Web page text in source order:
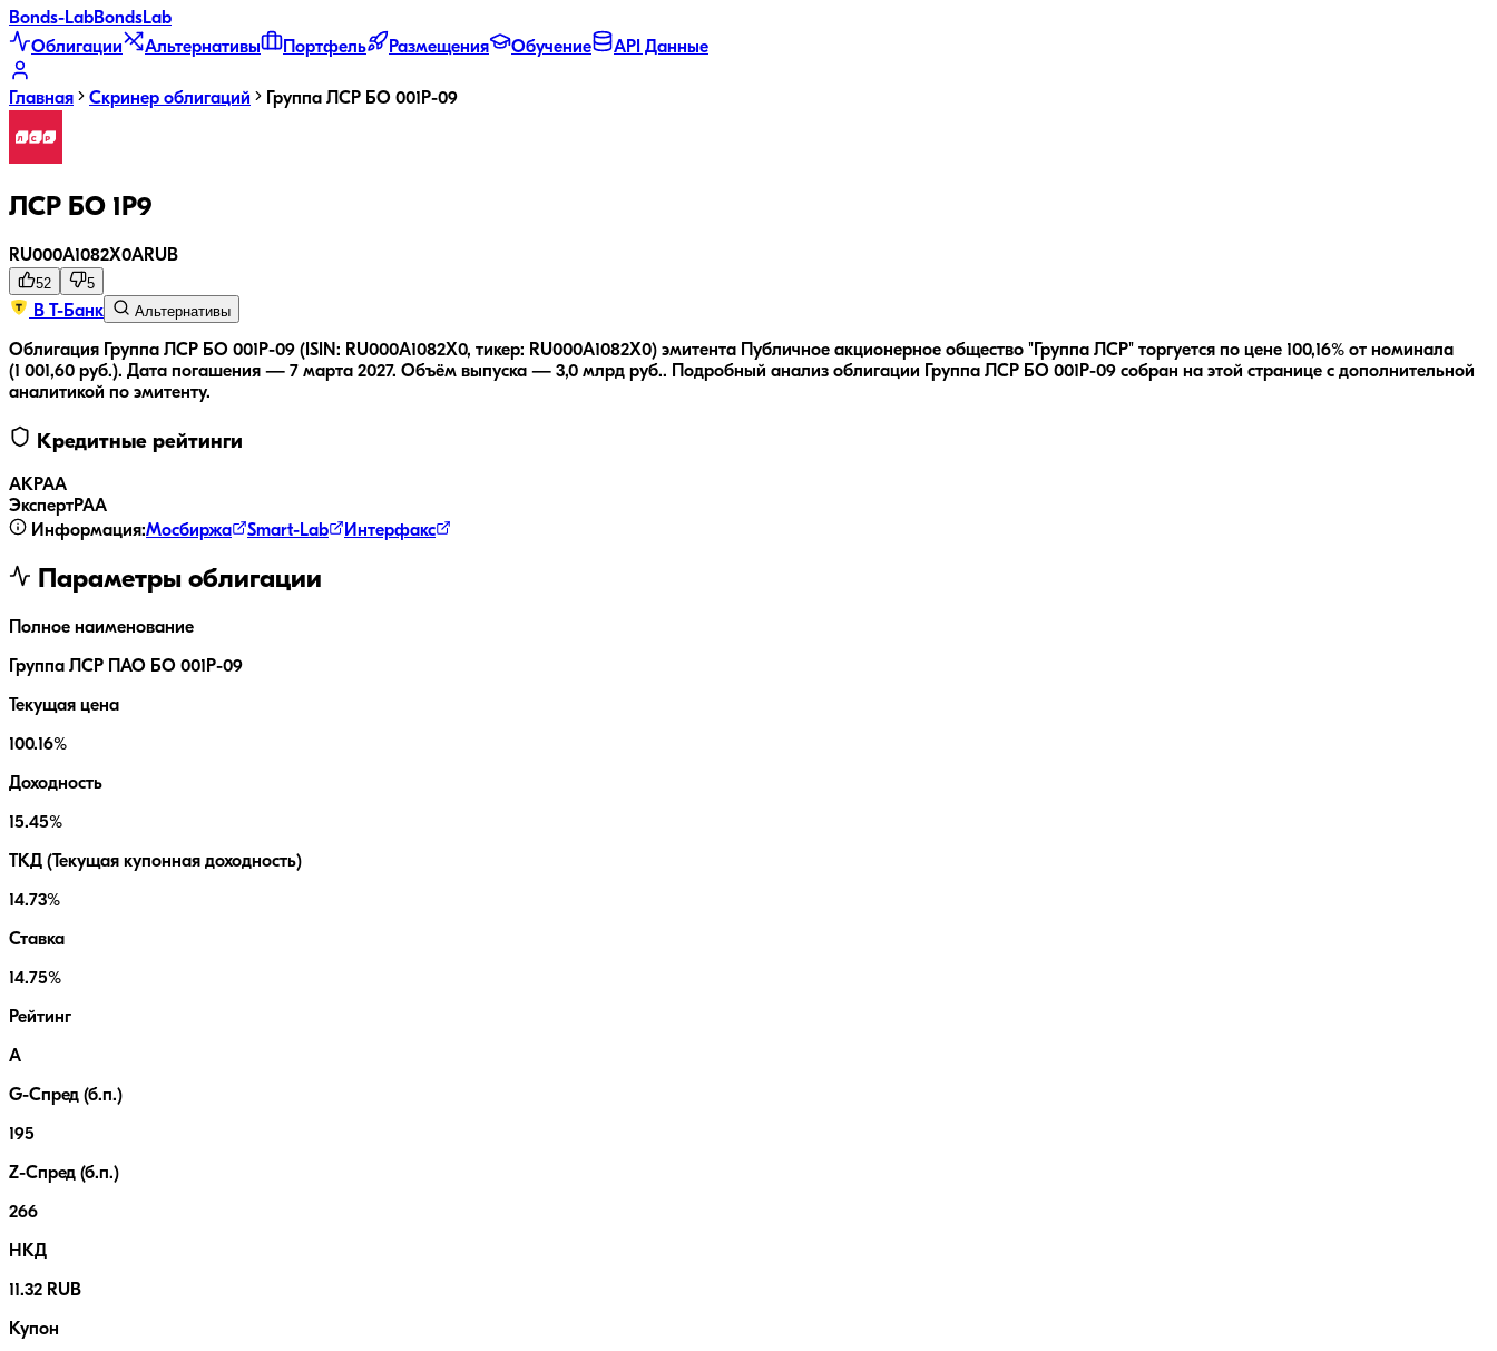
Bonds-LabBondsLab
Облигации
Альтернативы Портфель Размещения Обучение API Данные
Главная Скринер облигаций Группа ЛСР БО 001Р-09
ЛСР БО 1Р9
RU000A1082X0ARUB
52 5
В Т-Банк Альтернативы
Облигация Группа ЛСР БО 001Р-09 (ISIN: RU000A1082X0, тикер: RU000A1082X0) эмитента Публичное акционерное общество "Группа ЛСР" торгуется по цене 100,16% от номинала
(1 001,60 руб.). Дата погашения — 7 марта 2027. Объём выпуска — 3,0 млрд руб.. Подробный анализ облигации Группа ЛСР БО 001Р-09 собран на этой странице с дополнительной
аналитикой по эмитенту.
Кредитные рейтинги
АКРАA
ЭкспертРАA
Информация:Мосбиржа Smart-Lab Интерфакс
Параметры облигации
Полное наименование
Группа ЛСР ПАО БО 001Р-09
Текущая цена
100.16%
Доходность
15.45%
ТКД (Текущая купонная доходность)
14.73%
Ставка
14.75%
Рейтинг
A
G-Спред (б.п.)
195
Z-Спред (б.п.)
266
НКД
11.32 RUB
Купон